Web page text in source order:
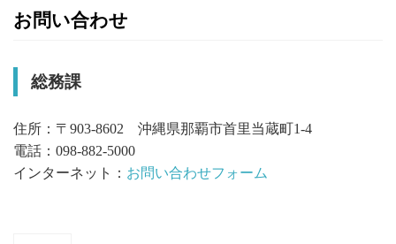
お問い合わせ
総務課
住所：〒903-8602 沖縄県那覇市首里当蔵町1-4
電話：098-882-5000
インターネット： お問い合わせフォーム